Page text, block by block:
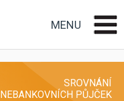
MENU
SROVNÁNÍ
NEBANKOVNÍCH PŮJČEK